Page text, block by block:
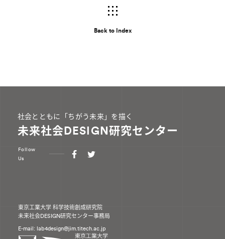
Back to Index
社会とともに「ちがう未来」を描く
未来社会DESIGN研究センター
Follow
Us
東京工業大学 科学技術創成研究院
未来社会DESIGN研究センター事務局
E-mail: lab4design jim.titech.ac.jp